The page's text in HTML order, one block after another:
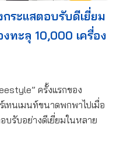
ระแสตอบรับดีเยี่ยม
ทะลุ 10,000 เครื่อง
ครั้งแรกของ
เทนเมนท์ขนาดพกพาไปเมื่อ
บรับอย่างดีเยี่ยมในหลาย